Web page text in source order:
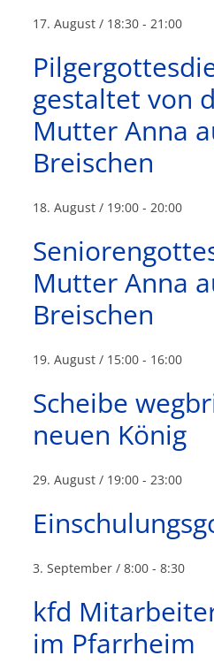
17. August / 18:30 -21:00
gestaltet von
Mutter Anna
Breischen
18. August / 19:00 -20:00
Mutter Anna
Breischen
19. August / 15:00 - 16:00
Scheibe
neuen König
29. August / 19:00 -23:00
3. September / 8:00 -8:30
kfd
im Pfarrheim